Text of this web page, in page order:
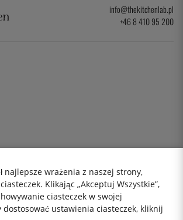
info@thekitchenlab.pl
+46 8 410 95 200
2026 KitchenLab AB
najlepsze wrażenia z naszej strony,
Klikając „Akceptuj Wszystkie”,
ciasteczek w swojej
dostosować ustawienia ciasteczek, kliknij